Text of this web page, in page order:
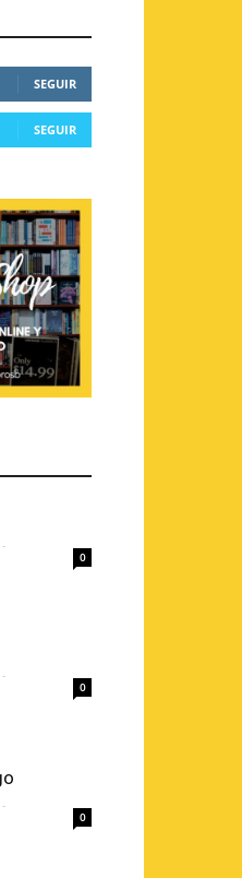
SEGUIR
SEGUIR
-
0
-
0
-
0